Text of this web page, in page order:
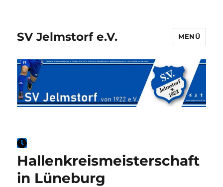
SV Jelmstorf e.V. MENÜ
Hallenkreismeisterschaft
in Lüneburg